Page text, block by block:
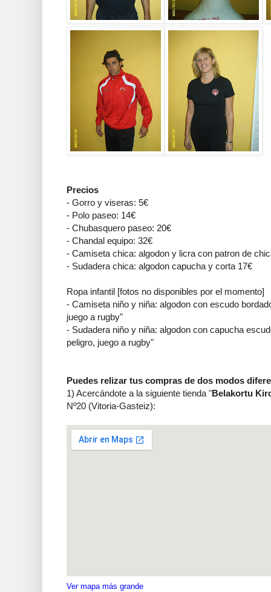
Precios
- Gorro y viseras: 5€
- Polo paseo: 14€
- Chubasquero paseo: 20€
- Chandal equipo: 32€
- Camiseta chica: algodon y licra con patron de
- Sudadera chica: algodon capucha y corta 17€
Ropa infantil [fotos no disponibles por el momento]
- Camiseta niño y niña: algodon con escudo
juego a rugby"
- Sudadera niño y niña: algodon con capucha
peligro, juego a rugby"
Puedes relizar tus compras de dos modos
1) Acercándote a la siguiente tienda "Belakortu
Nº20 (Vitoria-Gasteiz):
Ver mapa más grande